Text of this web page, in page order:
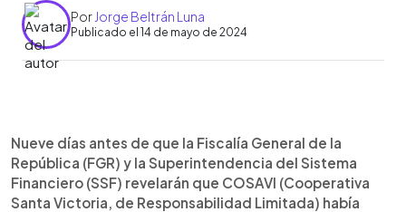
Por Jorge Beltrán Luna
Publicado el 14 de mayo de 2024
► Escuchar artículo
Nueve días antes de que la Fiscalía General de la
República (FGR) y la Superintendencia del Sistema
Financiero (SSF) revelarán que COSAVI (Cooperativa
Santa Victoria, de Responsabilidad Limitada) había